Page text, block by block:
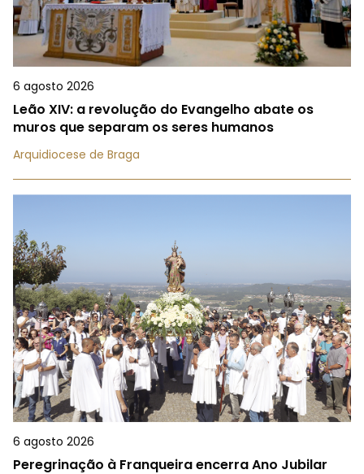
6 agosto 2026
Leão XIV: a revolução do Evangelho abate os
muros que separam os seres humanos
Arquidiocese de Braga
6 agosto 2026
Peregrinação à Franqueira encerra Ano Jubilar